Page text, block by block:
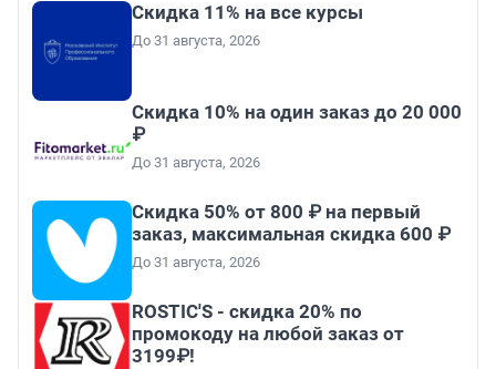
Скидка 11% на все курсы
До 31 августа, 2026
Скидка 10% на один заказ до 20 000
₽
До 31 августа, 2026
Скидка 50% от 800 ₽ на первый
заказ, максимальная скидка 600 ₽
До 31 августа, 2026
ROSTIC'S - скидка 20% по
промокоду на любой заказ от
3199₽!